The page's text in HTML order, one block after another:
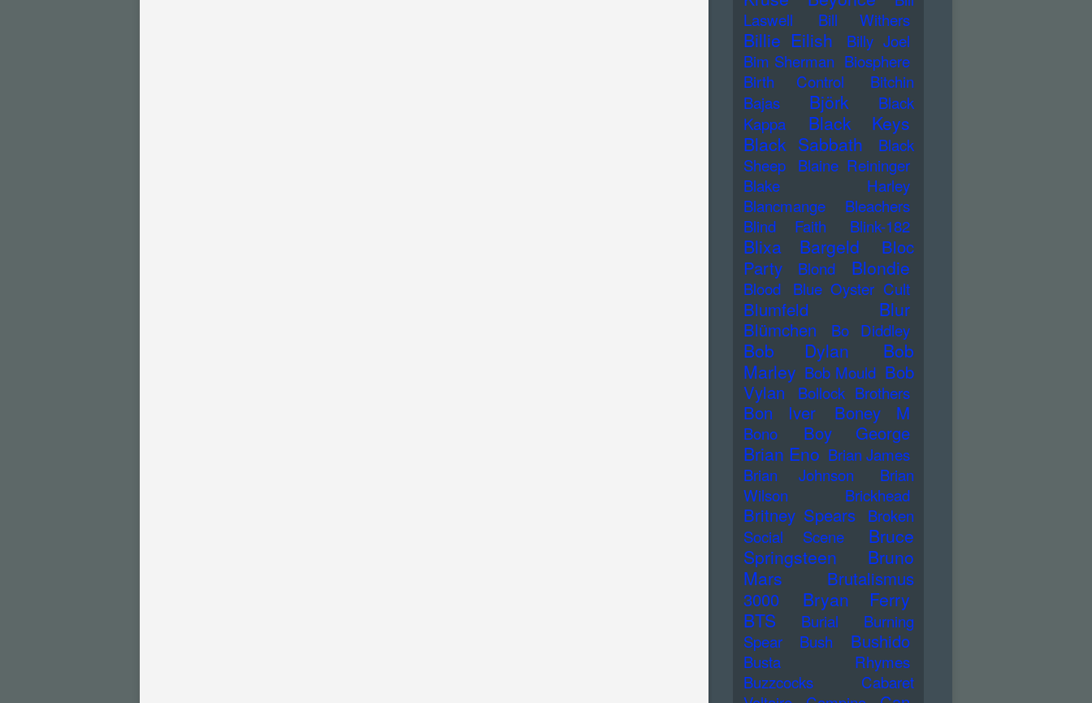
Laswell
Bill Withers
Billie Eilish
Billy Joel
Bim Sherman Biosphere
Birth Control
Bitchin
Bajas
Björk
Black
Kappa
Black Keys
Black Sabbath
Black
Sheep
Blaine Reininger
Blake Harley
Blancmange
Bleachers
Blind Faith
Blink-182
Blixa Bargeld
Bloc
Party
Blond Blondie
Blood Blue Oyster Cult
Blumfeld Blur
Blümchen Bo Diddley
Bob Dylan
Bob
Marley Bob Mould Bob
Vylan
Bollock Brothers
Bon Iver Boney M
Bono Boy George
Brian Eno Brian James
Brian Johnson
Brian
Wilson
Brickhead
Britney Spears
Broken
Social Scene
Bruce
Springsteen
Bruno
Mars
Brutalismus
3000
Bryan Ferry
BTS
Burial
Burning
Spear
Bush Bushido
Busta Rhymes
Buzzcocks
Cabaret